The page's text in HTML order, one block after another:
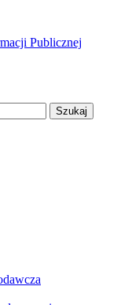
Publicznej
Szukaj